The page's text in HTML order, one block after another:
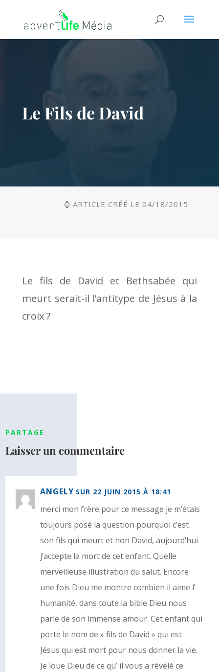
Le Fils de David
⌚ ARTICLE CRÉÉ LE 04/18/2015
Le fils de David et Bethsabée qui
meurt serait-il l’antitype de Jésus à la
croix ?
PARTAGE
Laisser un commentaire
ANGELY SUR 22 JUIN 2015 À 18:41
merci mon frère pour ce message je m’étais
toujours posé la question pourquoi c’est
son fils qui meurt et non David, aujourd’hui
j’accepte la mort de cet enfant. Quelle
merveilleuse illustration du salut. Encore
une fois Dieu me montre combien il aime l’
humanité, dans toute la bible Dieu nous
parle de son immense amour. Cet enfant qui
porte le nom de » fils de David » qui est
Jésus qui est mort pour nous donner la vie.
Je loue Dieu de ce qu’ il vous a révélé ce